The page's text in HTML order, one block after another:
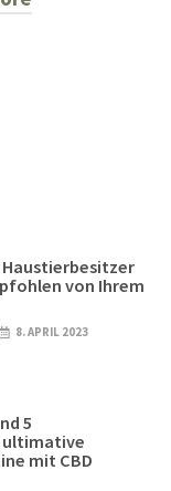
Haustierbesitzer
von Ihrem
8. APRIL 2023
5
ultimative
mit CBD